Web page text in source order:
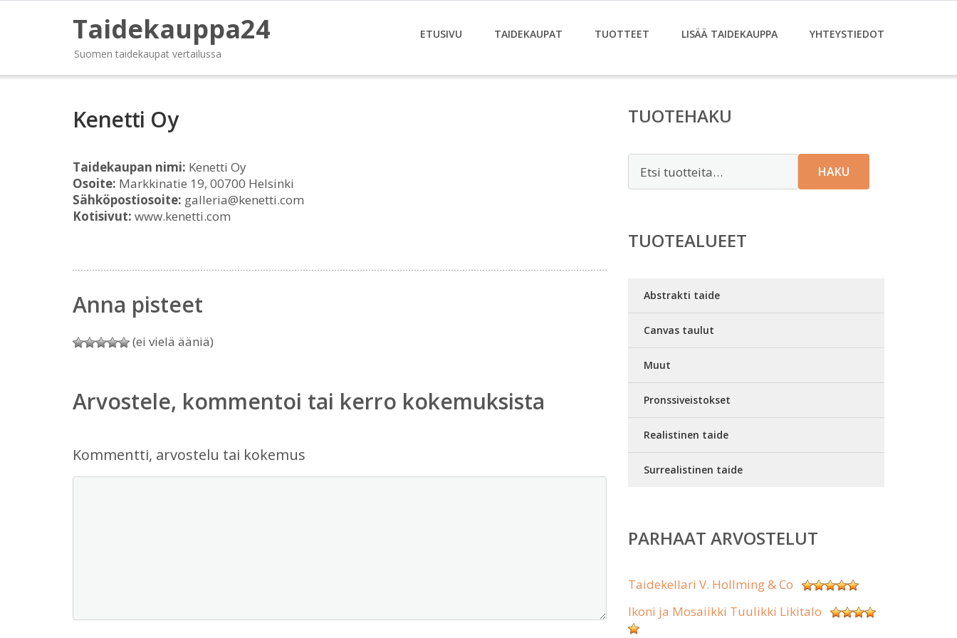
Taidekauppa24
Suomen taidekaupat vertailussa
ETUSIVU TAIDEKAUPAT TUOTTEET LISÄÄ TAIDEKAUPPA YHTEYSTIEDOT
Kenetti Oy
Taidekaupan nimi: Kenetti Oy
Osoite: Markkinatie 19, 00700 Helsinki
Sähköpostiosoite: galleria@kenetti.com
Kotisivut: www.kenetti.com
Anna pisteet
(ei vielä ääniä)
Arvostele, kommentoi tai kerro kokemuksista
Kommentti, arvostelu tai kokemus
TUOTEHAKU
HAKU
TUOTEALUEET
Abstrakti taide
Canvas taulut
Muut
Pronssiveistokset
Realistinen taide
Surrealistinen taide
PARHAAT ARVOSTELUT
Taidekellari V. Hollming & Co
Ikoni ja Mosaiikki Tuulikki Likitalo